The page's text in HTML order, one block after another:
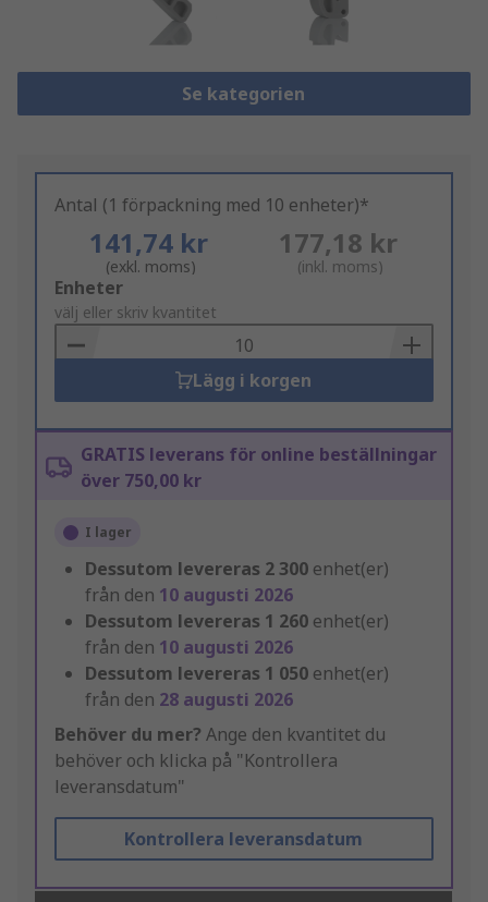
Se kategorien
Antal (1 förpackning med 10 enheter)*
141,74 kr
(exkl. moms)
177,18 kr
(inkl. moms)
Add
to
Basket
Enheter
välj eller skriv kvantitet
Lägg i korgen
GRATIS leverans för online beställningar
över 750,00 kr
I lager
Dessutom levereras 2 300 enhet(er)
från den 10 augusti 2026
Dessutom levereras 1 260 enhet(er)
från den 10 augusti 2026
Dessutom levereras 1 050 enhet(er)
från den 28 augusti 2026
Behöver du mer? Ange den kvantitet du
behöver och klicka på "Kontrollera
leveransdatum"
Kontrollera leveransdatum